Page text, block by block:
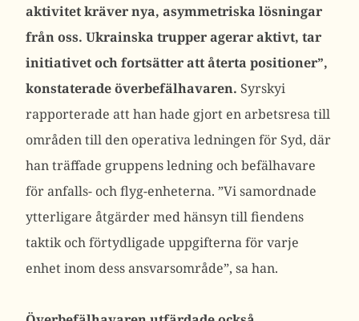
aktivitet kräver nya, asymmetriska lösningar
från oss. Ukrainska trupper agerar aktivt, tar
initiativet och fortsätter att återta positioner”,
konstaterade överbefälhavaren. Syrskyi
rapporterade att han hade gjort en arbetsresa till
områden till den operativa ledningen för Syd, där
han träffade gruppens ledning och befälhavare
för anfalls- och flyg-enheterna. ”Vi samordnade
ytterligare åtgärder med hänsyn till fiendens
taktik och förtydligade uppgifterna för varje
enhet inom dess ansvarsområde”, sa han.